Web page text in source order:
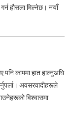
हौसला मिल्नेछ। नयाँ
काममा हात हाल्नुअघि
अवसरवादीहरूले
विश्वासमा